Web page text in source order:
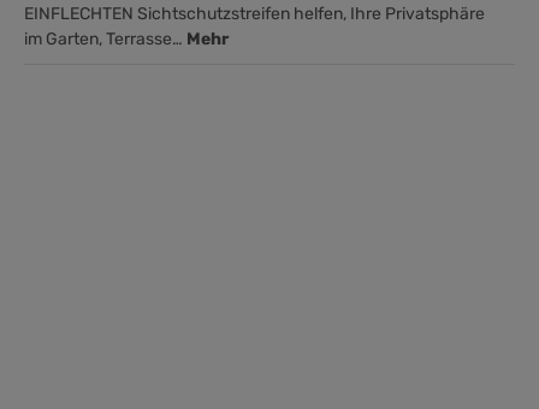
EINFLECHTEN Sichtschutzstreifen helfen, Ihre Privatsphäre
im Garten, Terrasse… Mehr